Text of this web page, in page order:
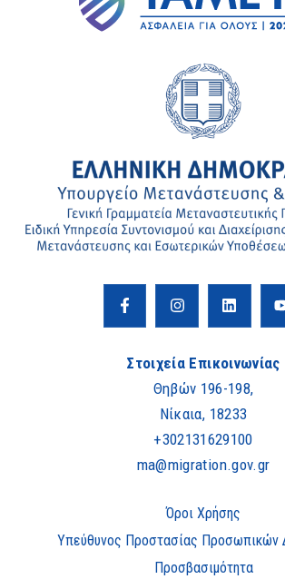
Στοιχεία Επικοινωνίας
Θηβών 196-198,
Νίκαια, 18233
+302131629100
ma@migration.gov.gr
Όροι Χρήσης
Υπεύθυνος Προστασίας Προσωπικών
Προσβασιμότητα